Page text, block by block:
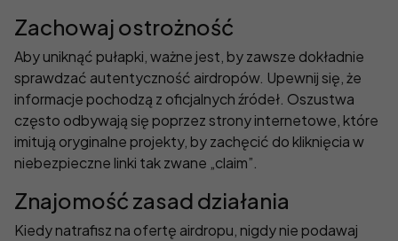
Zachowaj ostrożność
Aby uniknąć pułapki, ważne jest, by zawsze dokładnie
sprawdzać autentyczność airdropów. Upewnij się, że
informacje pochodzą z oficjalnych źródeł. Oszustwa
często odbywają się poprzez strony internetowe, które
imitują oryginalne projekty, by zachęcić do kliknięcia w
niebezpieczne linki tak zwane „claim”.
Znajomość zasad działania
Kiedy natrafisz na ofertę airdropu, nigdy nie podawaj